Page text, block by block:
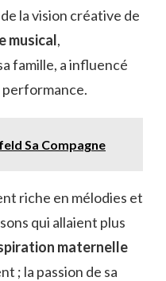
la vision créative de
musical,
famille, a influencé
Sa Compagne
riche en mélodies et
qui allaient plus
maternelle
; la passion de sa